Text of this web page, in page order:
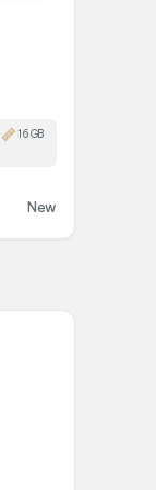
16GB
New